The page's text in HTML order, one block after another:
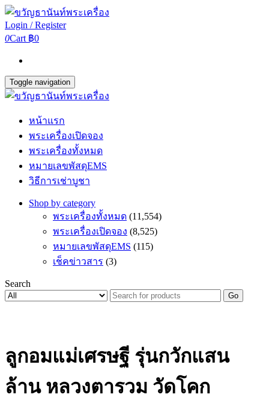
Login / Register
0Cart ฿0
Toggle navigation
หน้าแรก
พระเครื่องเปิดจอง
พระเครื่องทั้งหมด
หมายเลขพัสดุEMS
วิธีการเช่าบูชา
Shop by category
พระเครื่องทั้งหมด (11,554)
พระเครื่องเปิดจอง (8,525)
หมายเลขพัสดุEMS (115)
เช็คข่าวสาร (3)
Search
Go
ลูกอมแม่เศรษฐี รุ่นกวักแสน
ล้าน หลวงตารวม วัดโคก